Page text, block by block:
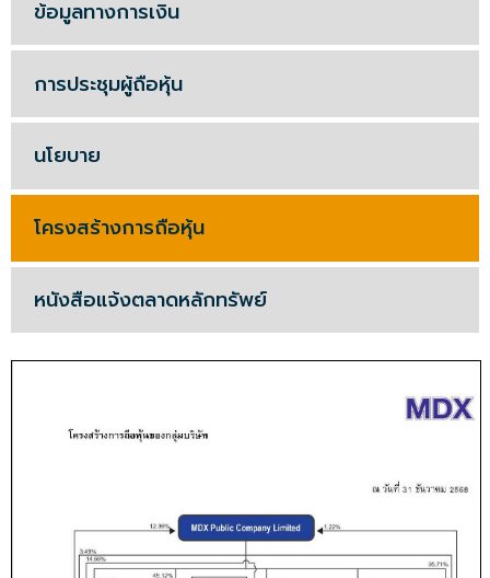
ข้อมูลทางการเงิน
การประชุมผู้ถือหุ้น
นโยบาย
โครงสร้างการถือหุ้น
หนังสือแจ้งตลาดหลักทรัพย์